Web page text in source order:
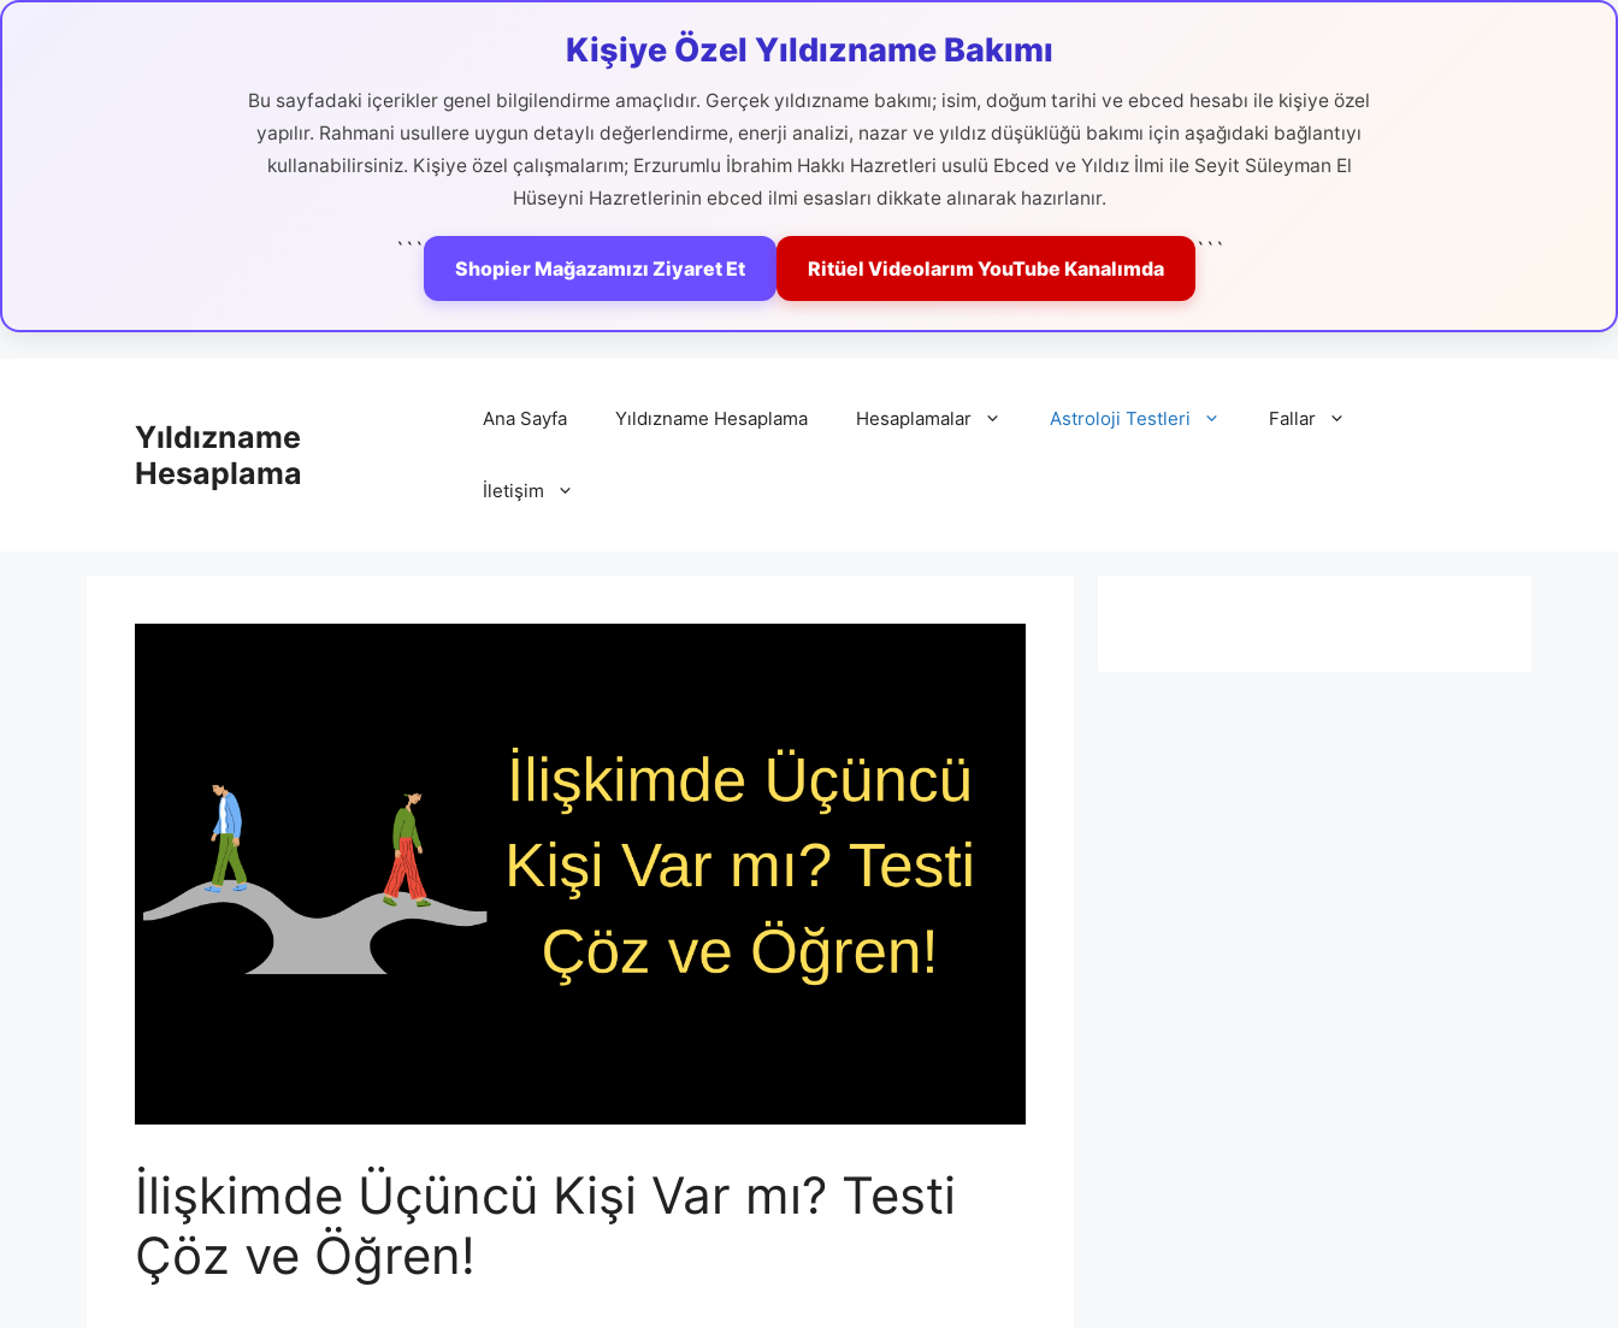
Kişiye Özel Yıldızname Bakımı
Bu sayfadaki içerikler genel bilgilendirme amaçlıdır. Gerçek yıldızname bakımı; isim, doğum tarihi ve ebced hesabı ile kişiye özel
yapılır. Rahmani usullere uygun detaylı değerlendirme, enerji analizi, nazar ve yıldız düşüklüğü bakımı için aşağıdaki bağlantıyı
kullanabilirsiniz. Kişiye özel çalışmalarım; Erzurumlu İbrahim Hakkı Hazretleri usulü Ebced ve Yıldız İlmi ile Seyit Süleyman El
Hüseyni Hazretlerinin ebced ilmi esasları dikkate alınarak hazırlanır.
```
Shopier Mağazamızı Ziyaret Et Ritüel Videolarım YouTube Kanalımda
```
Yıldızname
Hesaplama
Ana Sayfa Yıldızname Hesaplama Hesaplamalar Astroloji Testleri Fallar
İletişim
İlişkimde Üçüncü Kişi Var mı? Testi
Çöz ve Öğren!